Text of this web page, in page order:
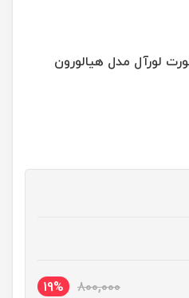
لورآل مدل هیالورون
800,000
19%